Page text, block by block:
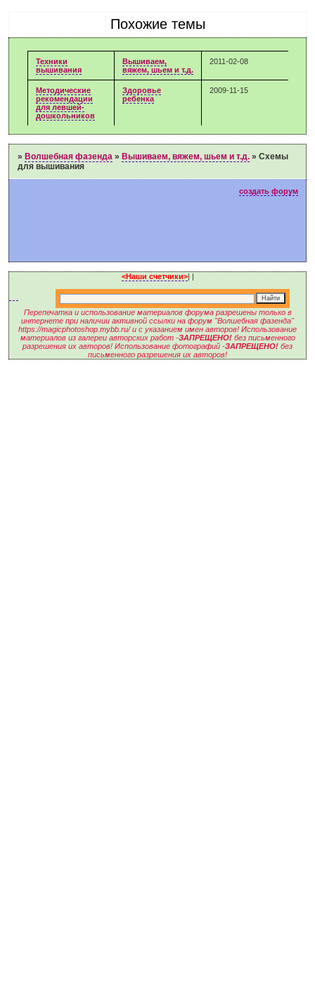
Похожие темы
Техники
вышивания
Вышиваем,
вяжем, шьем и т.д.
2011-02-08
Методические
рекомендации
для левшей-
дошкольников
Здоровье
ребенка
2009-11-15
» Волшебная фазенда » Вышиваем, вяжем, шьем и т.д. »Схемы
для вышивания
создать форум
<Наши счетчики>|
Перепечатка и использование материалов форума разрешены только в
интернете при наличии активной ссылки на форум "Волшебная фазенда"
https://magicphotoshop.mybb.ru/ и с указанием имен авторов! Использование
материалов из галереи авторских работ -ЗАПРЕЩЕНО!без письменного
разрешения их авторов! Использование фотографий -ЗАПРЕЩЕНО! без
письменного разрешения их авторов!